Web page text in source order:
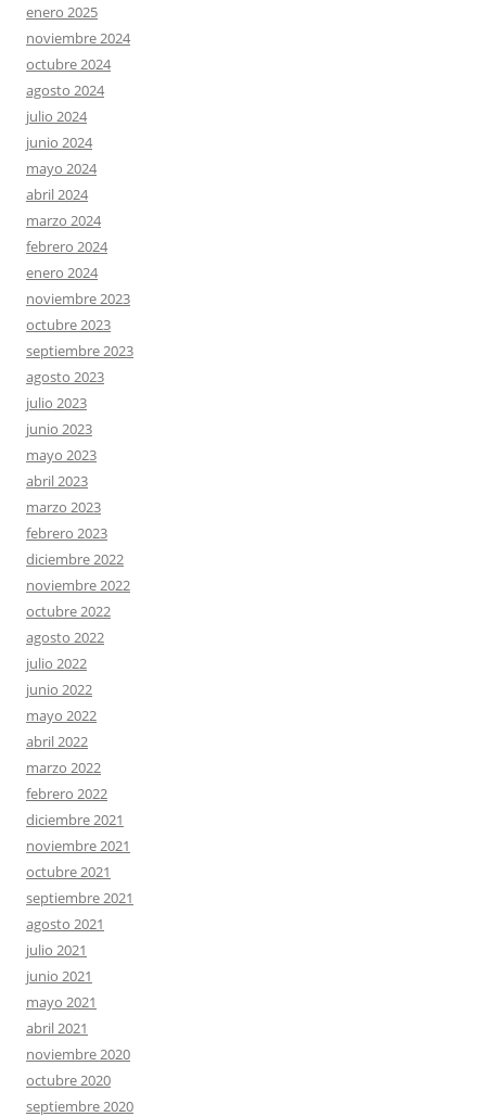
enero 2025
noviembre 2024
octubre 2024
agosto 2024
julio 2024
junio 2024
mayo 2024
abril 2024
marzo 2024
febrero 2024
enero 2024
noviembre 2023
octubre 2023
septiembre 2023
agosto 2023
julio 2023
junio 2023
mayo 2023
abril 2023
marzo 2023
febrero 2023
diciembre 2022
noviembre 2022
octubre 2022
agosto 2022
julio 2022
junio 2022
mayo 2022
abril 2022
marzo 2022
febrero 2022
diciembre 2021
noviembre 2021
octubre 2021
septiembre 2021
agosto 2021
julio 2021
junio 2021
mayo 2021
abril 2021
noviembre 2020
octubre 2020
septiembre 2020